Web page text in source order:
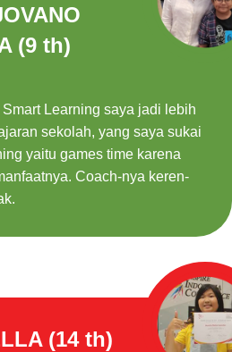
(9 th)
Learning saya jadi lebih
sekolah, yang saya sukai
yaitu games time karena
Coach-nya keren-
(14 th)